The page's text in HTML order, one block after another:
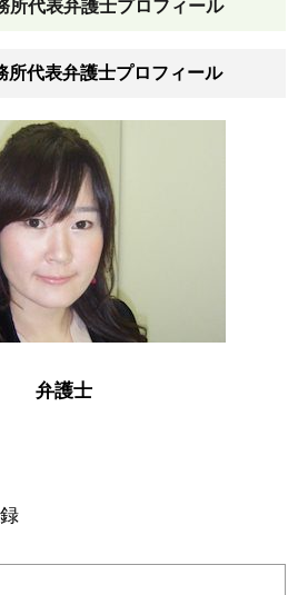
所代表弁護士プロフィール
所代表弁護士プロフィール
弁護士